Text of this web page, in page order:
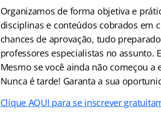
Organizamos de forma objetiva e
disciplinas e conteúdos cobrados em
chances de aprovação, tudo
professores especialistas no
Mesmo se você ainda não começou
Nunca é tarde! Garanta a sua
Clique AQUI para se inscrever